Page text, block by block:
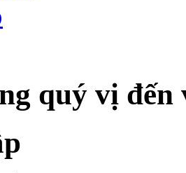
quý vị đến